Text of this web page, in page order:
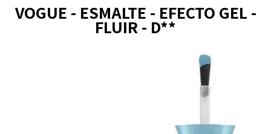
VOGUE - ESMALTE - EFECTO GEL -
FLUIR - D**